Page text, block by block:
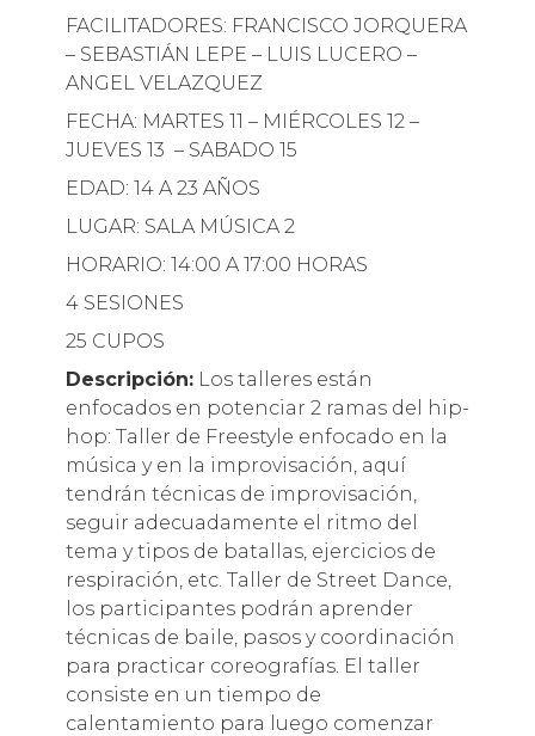
FACILITADORES: FRANCISCO JORQUERA
– SEBASTIÁN LEPE – LUIS LUCERO –
ANGEL VELAZQUEZ
FECHA: MARTES 11 – MIÉRCOLES 12 –
JUEVES 13 – SABADO 15
EDAD: 14 A 23 AÑOS
LUGAR: SALA MÚSICA 2
HORARIO: 14:00 A 17:00 HORAS
4 SESIONES
25 CUPOS
Descripción:Los talleres están
enfocados en potenciar 2 ramas del hip-
hop: Taller de Freestyle enfocado en la
música y en la improvisación, aquí
tendrán técnicas de improvisación,
seguir adecuadamente el ritmo del
tema y tipos de batallas, ejercicios de
respiración, etc. Taller de Street Dance,
los participantes podrán aprender
técnicas de baile, pasos y coordinación
para practicar coreografías. El taller
consiste en un tiempo de
calentamiento para luego comenzar